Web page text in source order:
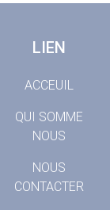
LIEN
ACCEUIL
QUI SOMME
NOUS
NOUS
CONTACTER